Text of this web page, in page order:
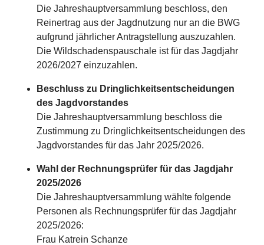
Die Jahreshauptversammlung beschloss, den
Reinertrag aus der Jagdnutzung nur an die BWG
aufgrund jährlicher Antragstellung auszuzahlen.
Die Wildschadenspauschale ist für das Jagdjahr
2026/2027 einzuzahlen.
Beschluss zu Dringlichkeitsentscheidungen
des Jagdvorstandes
Die Jahreshauptversammlung beschloss die
Zustimmung zu Dringlichkeitsentscheidungen des
Jagdvorstandes für das Jahr 2025/2026.
Wahl der Rechnungsprüfer für das Jagdjahr
2025/2026
Die Jahreshauptversammlung wählte folgende
Personen als Rechnungsprüfer für das Jagdjahr
2025/2026:
Frau Katrein Schanze